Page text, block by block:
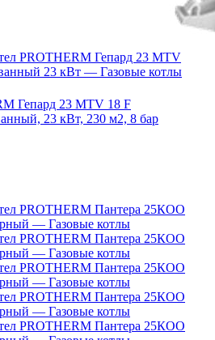
Гепард 23 MTV 18 F
23 кВт, 230 м2, 8 бар